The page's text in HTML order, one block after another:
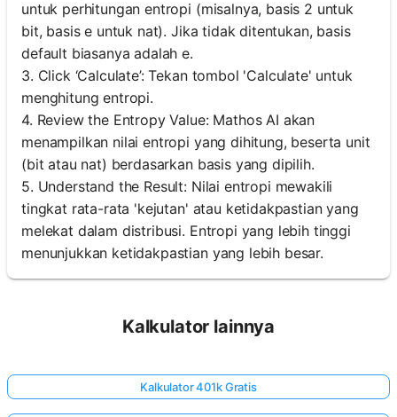
untuk perhitungan entropi (misalnya, basis 2 untuk
bit, basis e untuk nat). Jika tidak ditentukan, basis
default biasanya adalah e.
3. Click ‘Calculate’: Tekan tombol 'Calculate' untuk
menghitung entropi.
4. Review the Entropy Value: Mathos AI akan
menampilkan nilai entropi yang dihitung, beserta unit
(bit atau nat) berdasarkan basis yang dipilih.
5. Understand the Result: Nilai entropi mewakili
tingkat rata-rata 'kejutan' atau ketidakpastian yang
melekat dalam distribusi. Entropi yang lebih tinggi
menunjukkan ketidakpastian yang lebih besar.
Kalkulator lainnya
Kalkulator 401k Gratis